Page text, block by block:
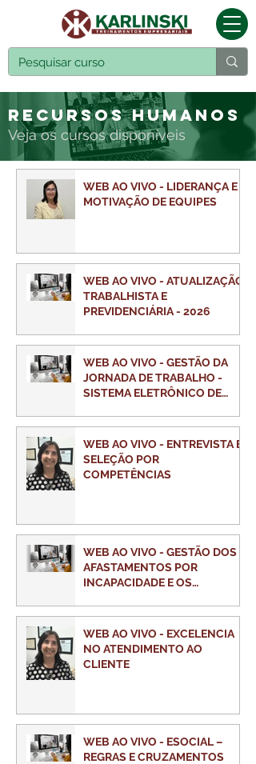
Recursos Humanos
Veja os cursos disponíveis
WEB AO VIVO - LIDERANÇA E
MOTIVAÇÃO DE EQUIPES
WEB AO VIVO - ATUALIZAÇÃO
TRABALHISTA E
PREVIDENCIÁRIA - 2026
WEB AO VIVO - GESTÃO DA
JORNADA DE TRABALHO -
SISTEMA ELETRÔNICO DE
WEB AO VIVO - ENTREVISTA E
SELEÇÃO POR
COMPETÊNCIAS
WEB AO VIVO - GESTÃO DOS
AFASTAMENTOS POR
INCAPACIDADE E OS
WEB AO VIVO - EXCELENCIA
NO ATENDIMENTO AO
CLIENTE
WEB AO VIVO - ESOCIAL –
REGRAS E CRUZAMENTOS